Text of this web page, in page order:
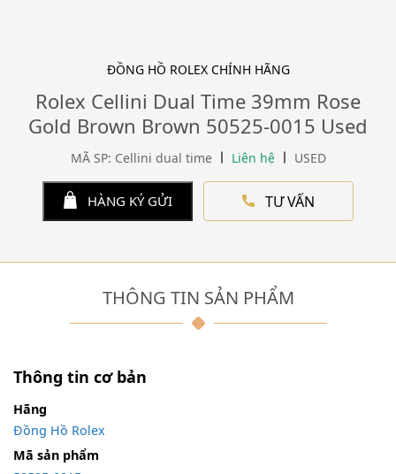
ĐỒNG HỒ ROLEX CHÍNH HÃNG
Rolex Cellini Dual Time 39mm Rose
Gold Brown Brown 50525-0015 Used
MÃ SP: Cellini dual time Liên hệ USED
HÀNG KÝ GỬI TƯ VẤN
THÔNG TIN SẢN PHẨM
Thông tin cơ bản
Hãng
Đồng Hồ Rolex
Mã sản phẩm